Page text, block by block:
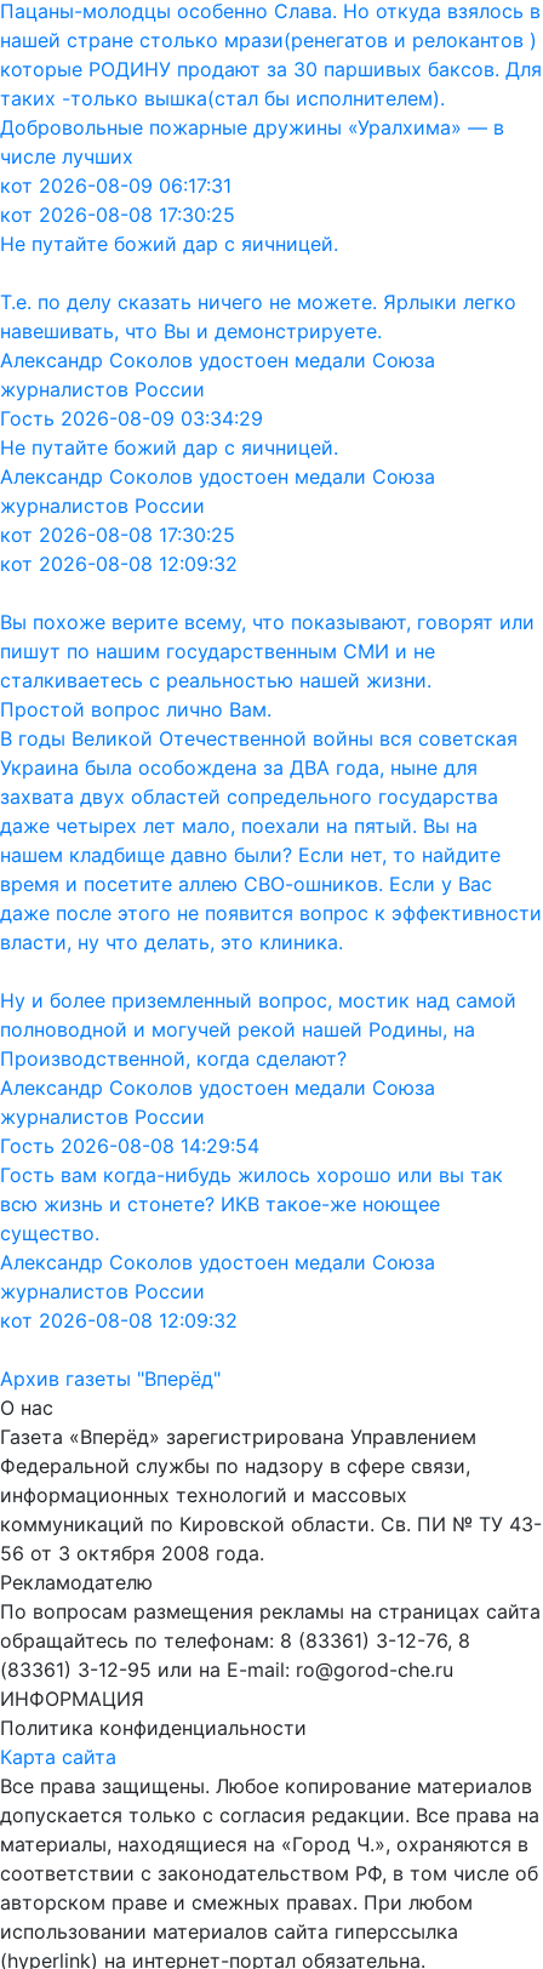
Пацаны-молодцы особенно Слава. Но откуда взялось в
нашей стране столько мрази(ренегатов и релокантов )
которые РОДИНУ продают за 30 паршивых баксов. Для
таких -только вышка(стал бы исполнителем).
Добровольные пожарные дружины «Уралхима» — в
числе лучших
кот 2026-08-09 06:17:31
кот 2026-08-08 17:30:25
Не путайте божий дар с яичницей.
Т.е. по делу сказать ничего не можете. Ярлыки легко
навешивать, что Вы и демонстрируете.
Александр Соколов удостоен медали Союза
журналистов России
Гость 2026-08-09 03:34:29
Не путайте божий дар с яичницей.
Александр Соколов удостоен медали Союза
журналистов России
кот 2026-08-08 17:30:25
кот 2026-08-08 12:09:32
Вы похоже верите всему, что показывают, говорят или
пишут по нашим государственным СМИ и не
сталкиваетесь с реальностью нашей жизни.
Простой вопрос лично Вам.
В годы Великой Отечественной войны вся советская
Украина была особождена за ДВА года, ныне для
захвата двух областей сопредельного государства
даже четырех лет мало, поехали на пятый. Вы на
нашем кладбище давно были? Если нет, то найдите
время и посетите аллею СВО-ошников. Если у Вас
даже после этого не появится вопрос к эффективности
власти, ну что делать, это клиника.
Ну и более приземленный вопрос, мостик над самой
полноводной и могучей рекой нашей Родины, на
Производственной, когда сделают?
Александр Соколов удостоен медали Союза
журналистов России
Гость 2026-08-08 14:29:54
Гость вам когда-нибудь жилось хорошо или вы так
всю жизнь и стонете? ИКВ такое-же ноющее
существо.
Александр Соколов удостоен медали Союза
журналистов России
кот 2026-08-08 12:09:32
Архив газеты "Вперёд"
О нас
Газета «Вперёд» зарегистрирована Управлением
Федеральной службы по надзору в сфере связи,
информационных технологий и массовых
коммуникаций по Кировской области. Св. ПИ № ТУ 43-
56 от 3 октября 2008 года.
Рекламодателю
По вопросам размещения рекламы на страницах сайта
обращайтесь по телефонам: 8 (83361) 3-12-76, 8
(83361) 3-12-95 или на E-mail: ro@gorod-che.ru
ИНФОРМАЦИЯ
Политика конфиденциальности
Карта сайта
Все права защищены. Любое копирование материалов
допускается только с согласия редакции. Все права на
материалы, находящиеся на «Город Ч.», охраняются в
соответствии с законодательством РФ, в том числе об
авторском праве и смежных правах. При любом
использовании материалов сайта гиперссылка
(hyperlink) на интернет-портал обязательна.